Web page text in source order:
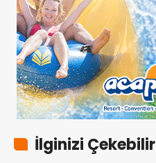
İlginizi Çekebilir